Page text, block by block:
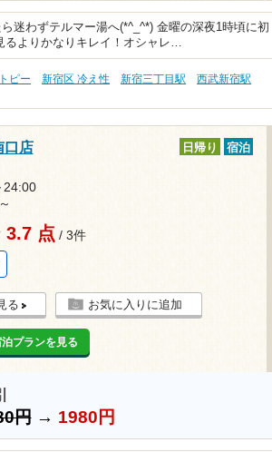
迷わずテルマー湯へ(*^_^*) 金曜の深夜1時頃に初
よりかなりキレイ！オシャレ…
ピー 新宿区 冷え性 新宿三丁目駅
西武新宿駅
口店 日帰り 宿泊
24:00
3.7 点 / 3件
る お気に入りに追加
プランを見る
円→ 1980円